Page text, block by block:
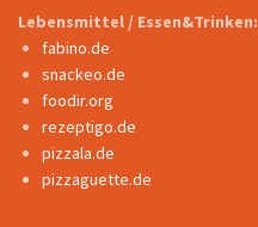
Lebensmittel / Essen&Trinken:
fabino.de
snackeo.de
foodir.org
rezeptigo.de
pizzala.de
pizzaguette.de